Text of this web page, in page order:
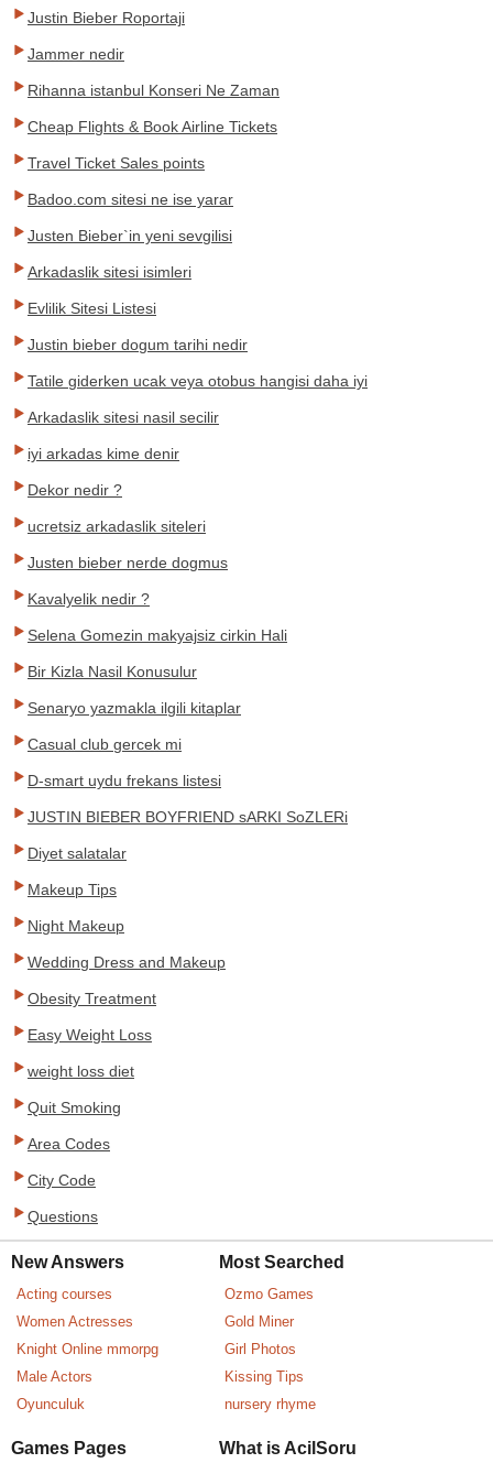
Justin Bieber Roportaji
Jammer nedir
Rihanna istanbul Konseri Ne Zaman
Cheap Flights & Book Airline Tickets
Travel Ticket Sales points
Badoo.com sitesi ne ise yarar
Justen Bieber`in yeni sevgilisi
Arkadaslik sitesi isimleri
Evlilik Sitesi Listesi
Justin bieber dogum tarihi nedir
Tatile giderken ucak veya otobus hangisi daha iyi
Arkadaslik sitesi nasil secilir
iyi arkadas kime denir
Dekor nedir ?
ucretsiz arkadaslik siteleri
Justen bieber nerde dogmus
Kavalyelik nedir ?
Selena Gomezin makyajsiz cirkin Hali
Bir Kizla Nasil Konusulur
Senaryo yazmakla ilgili kitaplar
Casual club gercek mi
D-smart uydu frekans listesi
JUSTIN BIEBER BOYFRIEND sARKI SoZLERi
Diyet salatalar
Makeup Tips
Night Makeup
Wedding Dress and Makeup
Obesity Treatment
Easy Weight Loss
weight loss diet
Quit Smoking
Area Codes
City Code
Questions
New Answers
Acting courses
Women Actresses
Knight Online mmorpg
Male Actors
Oyunculuk
Most Searched
Ozmo Games
Gold Miner
Girl Photos
Kissing Tips
nursery rhyme
Games Pages What is AcilSoru